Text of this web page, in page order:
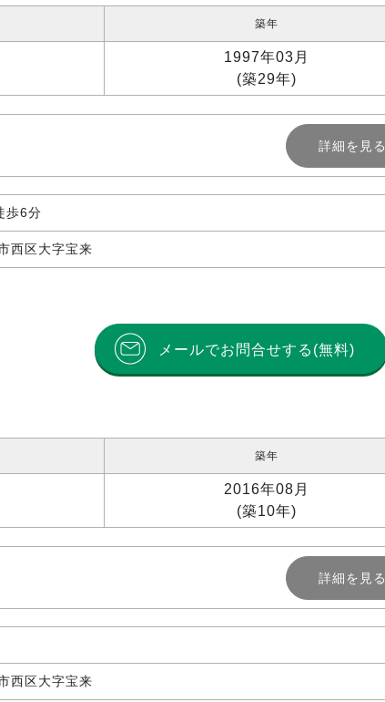
築年
1997年03月
(築29年)
詳細を見る
歩6分
西区大字宝来
メールでお問合せする(無料)
築年
2016年08月
(築10年)
詳細を見る
西区大字宝来